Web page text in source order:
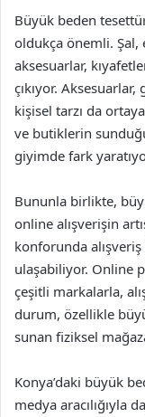
Büyük beden
oldukça önemli. Şal,
aksesuarlar,
çıkıyor.
kişisel tarzı da
ve butiklerin
giyimde fark
Bununla birlikte,
online alışverişin
konforunda
ulaşabiliyor. Online
çeşitli markalarla,
durum, özellikle
sunan fiziksel
Konya’daki büyük
medya aracılığıyla